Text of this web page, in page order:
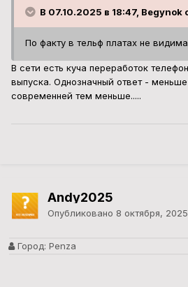
В 07.10.2025 в 18:47, Begynok
По факту в тельф платах не
В сети есть куча переработок
выпуска. Однозначный ответ - меньше
современней тем меньше.....
Andy2025
Опубликовано 8 октября, 2025
Город: Penza